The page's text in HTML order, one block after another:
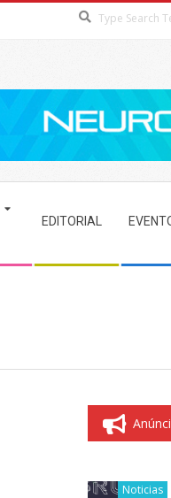
EDITORIAL
Noticias